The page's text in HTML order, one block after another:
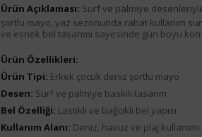
Ürün Açıklaması: Surf ve palmiye
şortlu mayo, yaz sezonunda rahat kullanım
ve esnek bel tasarımı sayesinde gün boyu
Ürün Özellikleri:
Ürün Tipi: Erkek çocuk deniz şortlu mayo
Desen: Surf ve palmiye baskılı tasarım
Bel Özelliği: Lastikli ve bağcıklı bel yapısı
Kullanım Alanı: Deniz, havuz ve plaj